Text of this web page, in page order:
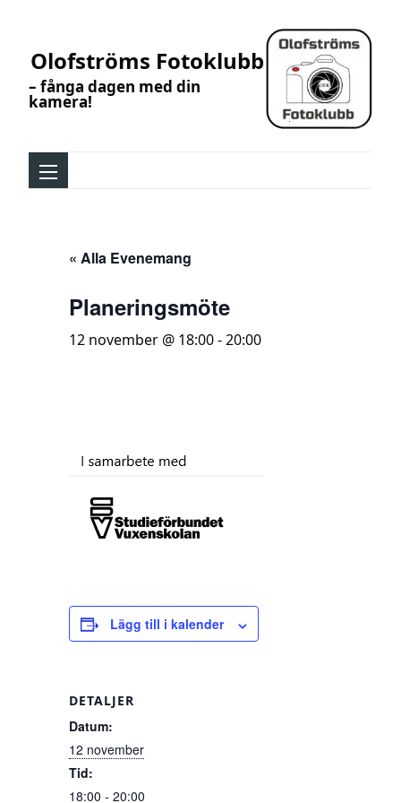
Olofströms Fotoklubb
– fånga dagen med din
kamera!
« Alla Evenemang
Planeringsmöte
12 november @ 18:00-20:00
Lägg till i kalender
DETALJER
Datum:
12 november
Tid:
18:00 - 20:00